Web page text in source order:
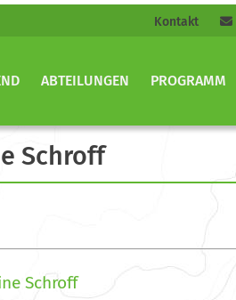
Kontakt
ABTEILUNGEN PROGRAMM
Schroff
Schroff